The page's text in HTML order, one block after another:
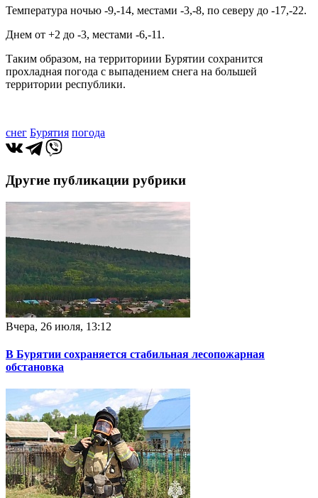
Температура ночью -9,-14, местами -3,-8, по северу до -17,-22.
Днем от +2 до -3, местами -6,-11.
Таким образом, на территориии Бурятии сохранится
прохладная погода с выпадением снега на большей
территории республики.
снег Бурятия погода
Другие публикации рубрики
Вчера, 26 июля, 13:12
В Бурятии сохраняется стабильная лесопожарная
обстановка